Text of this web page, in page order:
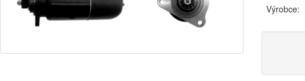
Výrobce: